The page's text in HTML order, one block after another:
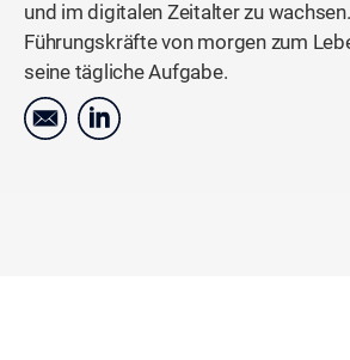
und im digitalen Zeitalter zu
Führungskräfte von morgen zum
seine tägliche Aufgabe.